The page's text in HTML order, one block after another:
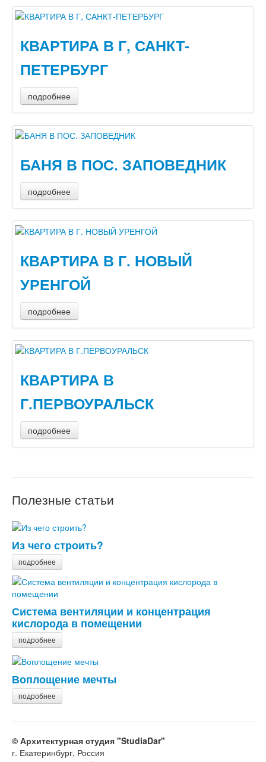
КВАРТИРА В Г, САНКТ-
ПЕТЕРБУРГ
подробнее
БАНЯ В ПОС. ЗАПОВЕДНИК
подробнее
КВАРТИРА В Г. НОВЫЙ
УРЕНГОЙ
подробнее
КВАРТИРА В
Г.ПЕРВОУРАЛЬСК
подробнее
Полезные статьи
Из чего строить?
подробнее
Система вентиляции и концентрация
кислорода в помещении
подробнее
Воплощение мечты
подробнее
© Архитектурная студия "StudiaDar"
г. Екатеринбург, Россия